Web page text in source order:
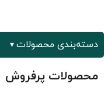
دسته‌بندی محصولات
محصولات پرفروش